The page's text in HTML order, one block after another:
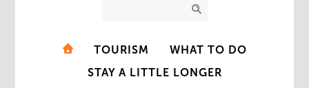
TOURISM
WHAT TO DO
STAY A LITTLE LONGER